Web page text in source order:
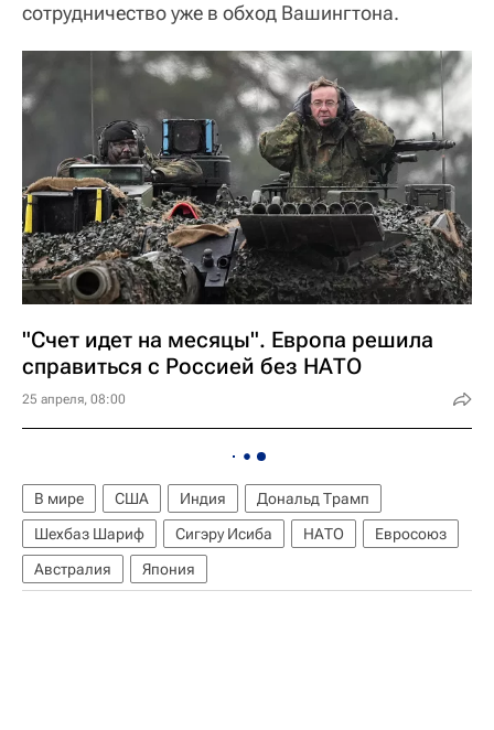
сотрудничество уже в обход Вашингтона.
"Счет идет на месяцы". Европа решила
справиться с Россией без НАТО
25 апреля, 08:00
В мире США Индия
Дональд Трамп
Шехбаз Шариф
Сигэру Исиба НАТО
Евросоюз
Австралия
Япония